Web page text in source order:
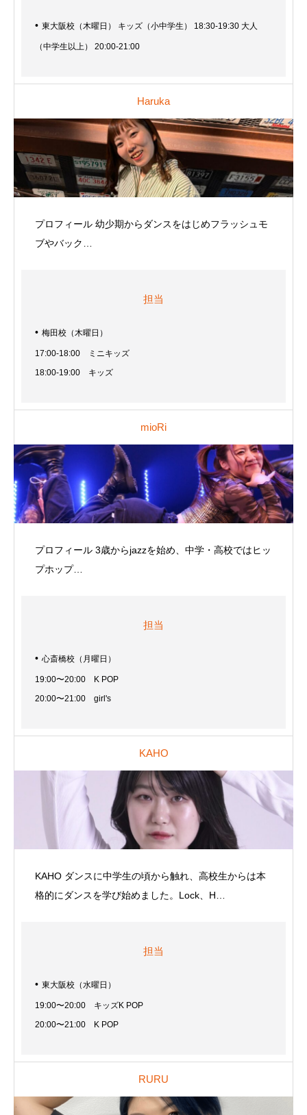
東大阪校（木曜日） キッズ（小中学生） 18:30-19:30 大人
（中学生以上） 20:00-21:00
Haruka
プロフィール 幼少期からダンスをはじめフラッシュモ
ブやバック…
担当
梅田校（木曜日）
17:00-18:00 ミニキッズ
18:00-19:00 キッズ
mioRi
プロフィール 3歳からjazzを始め、中学・高校ではヒッ
プホップ…
担当
心斎橋校（月曜日）
19:00〜20:00 K POP
20:00〜21:00 girl's
KAHO
KAHO ダンスに中学生の頃から触れ、高校生からは本
格的にダンスを学び始めました。Lock、H…
担当
東大阪校（水曜日）
19:00〜20:00 キッズK POP
20:00〜21:00 K POP
RURU